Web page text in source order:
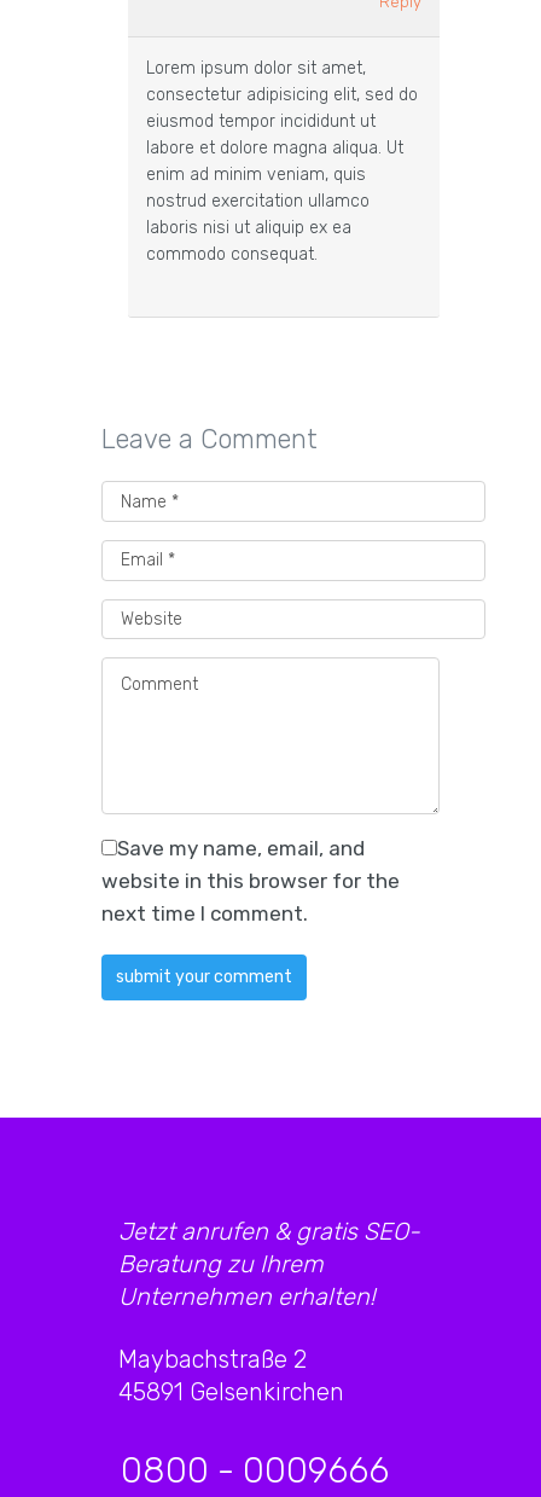
Lorem ipsum dolor sit amet,
consectetur adipisicing elit, sed do
eiusmod tempor incididunt ut
labore et dolore magna aliqua. Ut
enim ad minim veniam, quis
nostrud exercitation ullamco
laboris nisi ut aliquip ex ea
commodo consequat.
Leave a Comment
Save my name, email, and
website in this browser for the
next time I comment.
Jetzt anrufen & gratis SEO-
Beratung zu Ihrem
Unternehmen erhalten!
Maybachstraße 2
45891 Gelsenkirchen
0800 - 0009666